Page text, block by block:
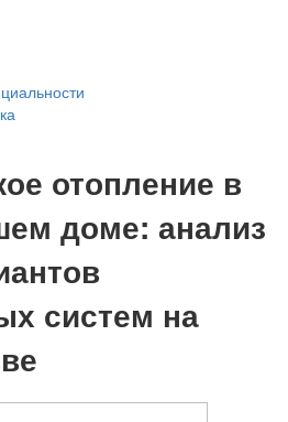
отопление в
доме: анализ
систем на